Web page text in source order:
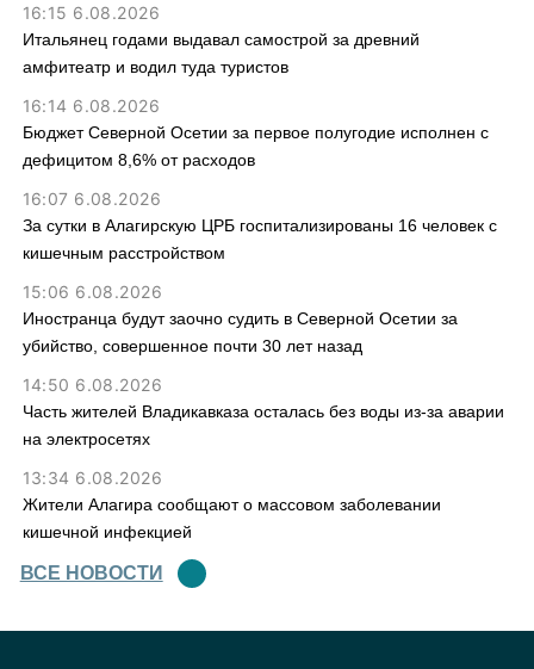
16:15 6.08.2026
Итальянец годами выдавал самострой за древний
амфитеатр и водил туда туристов
16:14 6.08.2026
Бюджет Северной Осетии за первое полугодие исполнен с
дефицитом 8,6% от расходов
16:07 6.08.2026
За сутки в Алагирскую ЦРБ госпитализированы 16 человек с
кишечным расстройством
15:06 6.08.2026
Иностранца будут заочно судить в Северной Осетии за
убийство, совершенное почти 30 лет назад
14:50 6.08.2026
Часть жителей Владикавказа осталась без воды из-за аварии
на электросетях
13:34 6.08.2026
Жители Алагира сообщают о массовом заболевании
кишечной инфекцией
ВСЕ НОВОСТИ